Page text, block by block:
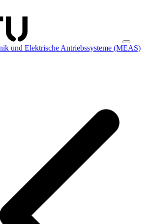
und Elektrische Antriebssysteme (MEAS)